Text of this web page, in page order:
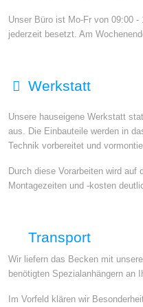
Unser Büro ist Mo-Fr von 09:00
jederzeit besetzt. Am
Werkstatt
Unsere hauseigene Werkstatt
aus. Die Einbauteile werden in
Technik vorbereitet und
Durch diese Vorarbeiten wird
Montagezeiten und -kosten
Transport
Wir liefern das Becken mit
benötigten Spezialanhängern an
Im Vorfeld klären wir